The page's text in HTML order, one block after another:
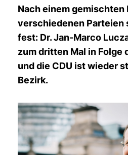
Nach einem gemischten
verschiedenen Parteien
fest: Dr. Jan-Marco
zum dritten Mal in Folge
und die CDU ist wieder
Bezirk.